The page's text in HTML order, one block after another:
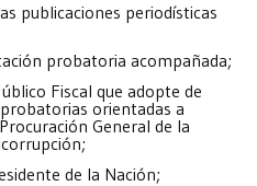
publicaciones periodísticas
probatoria acompañada;
Fiscal que adopte de
orientadas a
General de la
de la Nación;